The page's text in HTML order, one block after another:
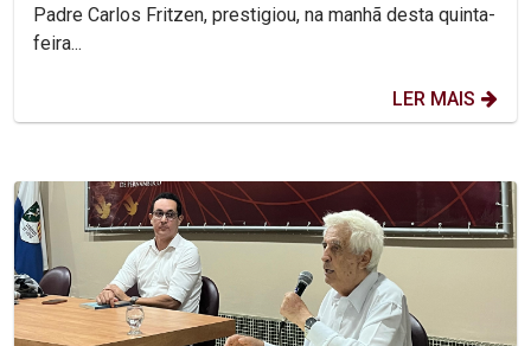
Padre Carlos Fritzen, prestigiou, na manhã desta quinta-
feira...
LER MAIS